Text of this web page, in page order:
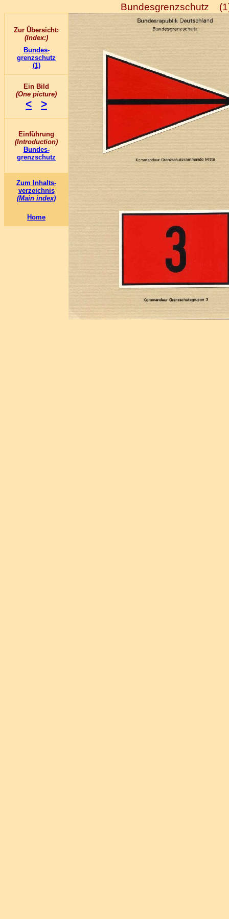
Bundesgrenzschutz
Zur Übersicht:
(Index:)
Bundes-
grenzschutz
(1)
Ein Bild
(One picture)
< >
Einführung
(Introduction)
Bundes-
grenzschutz
Zum Inhalts-
verzeichnis
(Main index)
Home